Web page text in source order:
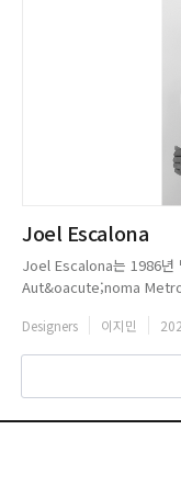
Joel Escalona
Joel Escalona는 1986년
Aut&oacute;noma
재까지 왕성한 활동을 펼
은 Joel의 작...
Designers 이지민